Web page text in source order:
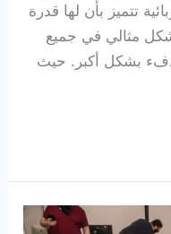
تتميز بأن لها قدرة
مثالي في جميع
بشكل أكبر. حيث